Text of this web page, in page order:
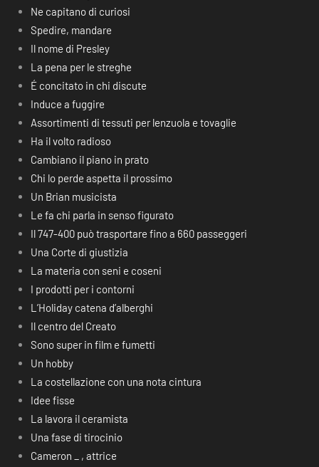
Ne capitano di curiosi
Spedire, mandare
Il nome di Presley
La pena per le streghe
É concitato in chi discute
Induce a fuggire
Assortimenti di tessuti per lenzuola e tovaglie
Ha il volto radioso
Cambiano il piano in prato
Chi lo perde aspetta il prossimo
Un Brian musicista
Le fa chi parla in senso figurato
Il 747-400 può trasportare fino a 660 passeggeri
Una Corte di giustizia
La materia con seni e coseni
I prodotti per i contorni
L’Holiday catena d’alberghi
Il centro del Creato
Sono super in film e fumetti
Un hobby
La costellazione con una nota cintura
Idee fisse
La lavora il ceramista
Una fase di tirocinio
Cameron _ , attrice